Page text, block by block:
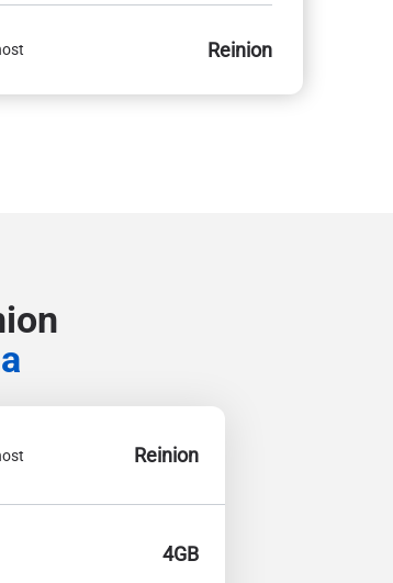
Reinion
Reinion
4GB